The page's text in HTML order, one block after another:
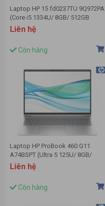
Laptop HP 15 fd0237TU 9Q972PA
(Core i5 1334U/ 8GB/ 512GB
SSD/ Intel Iris Xe Graphics/
15.6inch Full HD/ Windows 11
Liên hệ
Còn hàng
Laptop HP ProBook 460 G11
A74BSPT (Ultra 5 125U/ 8GB/
512GB SSD/ 16 inch WUXGA/
Win11/ Silver/ Vỏ nhôm)
Liên hệ
Còn hàng